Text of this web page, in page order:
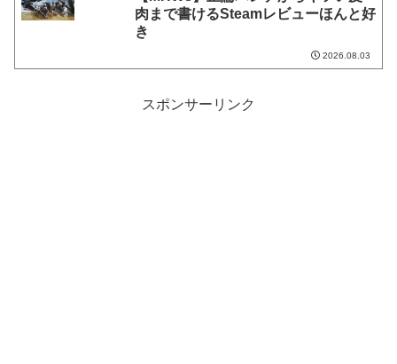
肉まで書けるSteamレビューほんと好
き
2026.08.03
スポンサーリンク